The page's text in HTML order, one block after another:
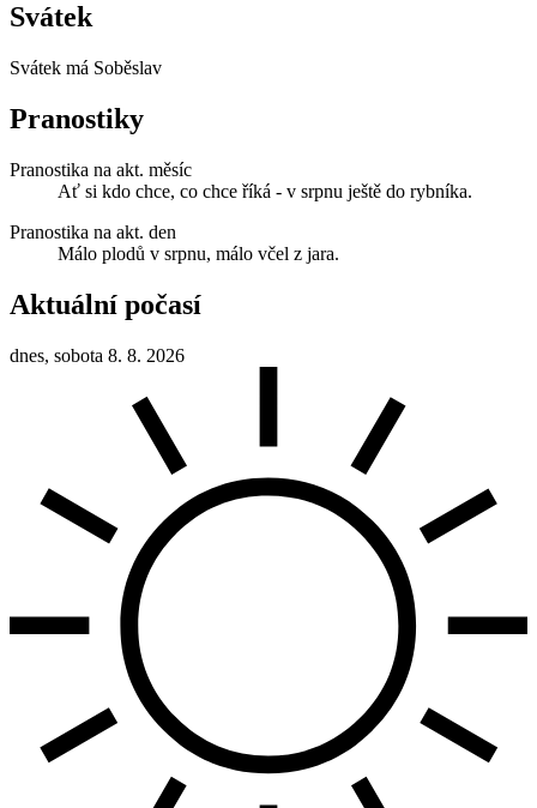
Svátek
Svátek má Soběslav
Pranostiky
Pranostika na akt. měsíc
Ať si kdo chce, co chce říká - v srpnu ještě do rybníka.
Pranostika na akt. den
Málo plodů v srpnu, málo včel z jara.
Aktuální počasí
dnes, sobota 8. 8. 2026